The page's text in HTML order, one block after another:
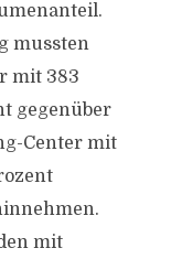
mussten
mit 383
gegenüber
Center mit
mit